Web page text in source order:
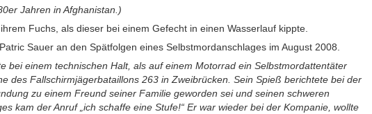
Jahren in Afghanistan.)
Fuchs, als dieser bei einem Gefecht in einen Wasserlauf kippte.
Sauer an den Spätfolgen eines Selbstmordanschlages im August 2008.
bei einem technischen Halt, als auf einem Motorrad ein Selbstmordattentäter
des Fallschirmjägerbataillons 263 in Zweibrücken. Sein Spieß berichtete bei der
zu einem Freund seiner Familie geworden sei und seinen schweren
kam der Anruf „ich schaffe eine Stufe!“ Er war wieder bei der Kompanie, wollte